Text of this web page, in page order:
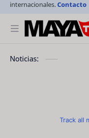
internacionales.Contacto
Noticias:
Track all